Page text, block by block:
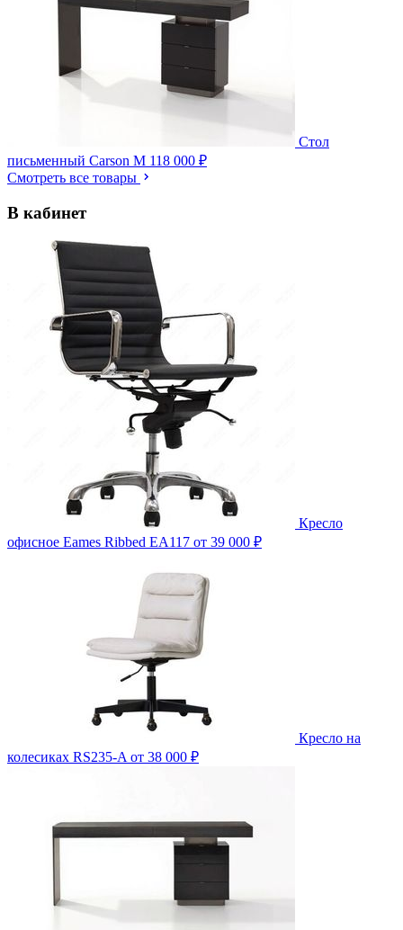
Стол
письменный Carson M 118 000 ₽
Смотреть все товары
В кабинет
Кресло
офисное Eames Ribbed EA117 от 39 000 ₽
Кресло на
колесиках RS235-A от 38 000 ₽